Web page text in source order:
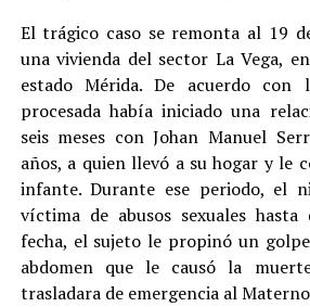
El trágico caso se remonta al 19
una vivienda del sector La Vega,
estado Mérida. De acuerdo con
procesada había iniciado una
seis meses con Johan Manuel
años, a quien llevó a su hogar y le
infante. Durante ese periodo, el
víctima de abusos sexuales
fecha, el sujeto le propinó un
abdomen que le causó la
trasladara de emergencia al